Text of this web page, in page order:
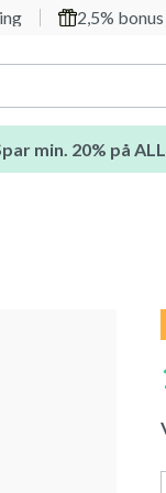
2,5%
min. 20% på